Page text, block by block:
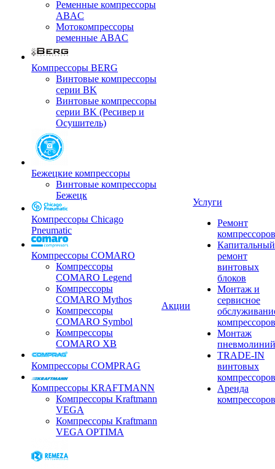
Ременные компрессоры
ABAC
Мотокомпрессоры
ременные ABAC
Компрессоры BERG
Винтовые компрессоры
серии BK
Винтовые компрессоры
серии BK (Ресивер и
Осушитель)
Бежецкие компрессоры
Винтовые компрессоры
Бежецк
Компрессоры Chicago
Pneumatic
Компрессоры COMARO
Компрессоры
COMARO Legend
Компрессоры
COMARO Mythos
Компрессоры
COMARO Symbol
Компрессоры
COMARO XB
Компрессоры COMPRAG
Компрессоры KRAFTMANN
Компрессоры Kraftmann
VEGA
Компрессоры Kraftmann
VEGA OPTIMA
Акции
Услуги
Ремонт
компрессоров
Капитальный
ремонт
винтовых
блоков
Монтаж и
сервисное
компрессоров
Монтаж
пневмолиний
TRADE-IN
винтовых
компрессоров
Аренда
компрессоров